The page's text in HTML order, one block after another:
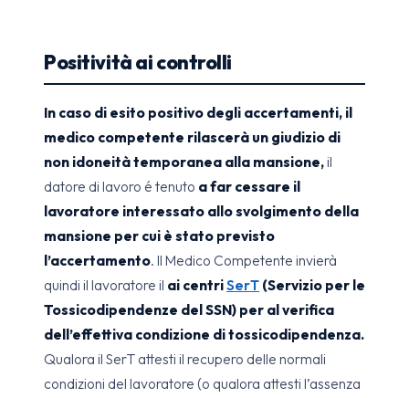
Positività ai controlli
In caso di esito positivo degli accertamenti, il
medico competente rilascerà un giudizio di
non idoneità temporanea alla mansione,il
datore di lavoro é tenuto a far cessare il
lavoratore interessato allo svolgimento della
mansione per cui è stato previsto
l’accertamento. Il Medico Competente invierà
quindi il lavoratore il ai centriSerT (Servizio per le
Tossicodipendenze del SSN) per al verifica
dell’effettiva condizione di tossicodipendenza.
Qualora il SerT attesti il recupero delle normali
condizioni del lavoratore (o qualora attesti l’assenza